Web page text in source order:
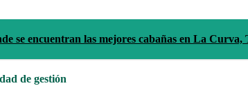
se encuentran las mejores cabañas en La Curva,
de gestión